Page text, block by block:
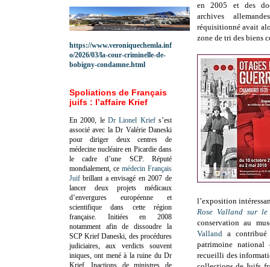
en 2005 et des
archives
réquisitionné avait
zone de tri des biens
l’exposition
Rose Valland sur
conservation au
Valland a contribué
patrimoine national
recueilli des
https://www.veroniquechemla.inf
o/2026/03/la-cour-criminelle-de-
bobigny-condamne.html
Spoliations de Français
juifs : l’affaire Krief
En 2000, le Dr Lionel Kriefs’est
associé avec la Dr Valérie Daneski
pour diriger deux centres de
médecine nucléaire en Picardie dans
le cadre d’une SCP. Réputé
mondialement, ce médecin Français
Juif brillant a envisagé en 2007 de
lancer deux projets médicaux
d’envergures européenne et
scientifique dans cette région
française. Initiées en 2008
notamment afin de dissoudre la
SCP Krief Daneski, des procédures
judiciaires, aux verdicts souvent
iniques, ont mené à la ruine du Dr
Krief.Inactions de ministres de